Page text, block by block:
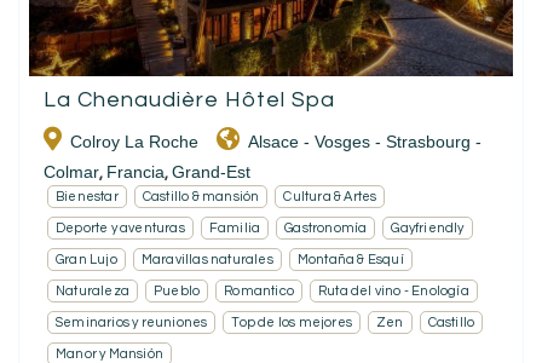
La Chenaudière Hôtel Spa
Colroy La Roche
Alsace - Vosges - Strasbourg -
Colmar, Francia, Grand-Est
Bienestar Castillo & mansión Cultura & Artes
Deporte y aventuras Familia Gastronomía Gayfriendly
Gran Lujo Maravillas naturales Montaña & Esquí
Naturaleza Pueblo Romantico Ruta del vino - Enología
Seminarios y reuniones Top de los mejores Zen Castillo
Manor y Mansión